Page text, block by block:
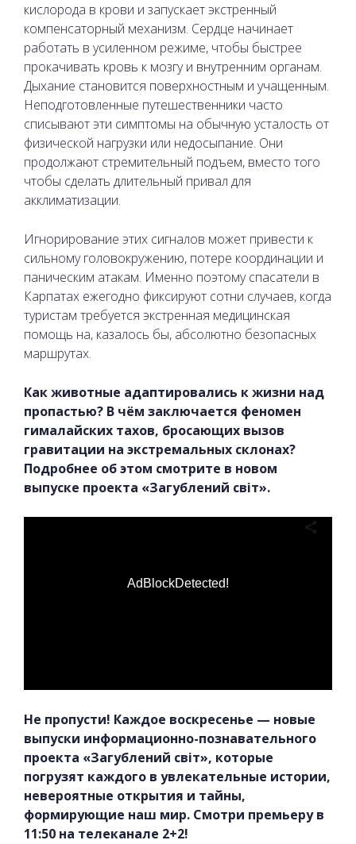
кислорода в крови и запускает экстренный
компенсаторный механизм. Сердце начинает
работать в усиленном режиме, чтобы быстрее
прокачивать кровь к мозгу и внутренним органам.
Дыхание становится поверхностным и учащенным.
Неподготовленные путешественники часто
списывают эти симптомы на обычную усталость от
физической нагрузки или недосыпание. Они
продолжают стремительный подъем, вместо того
чтобы сделать длительный привал для
акклиматизации.
Игнорирование этих сигналов может привести к
сильному головокружению, потере координации и
паническим атакам. Именно поэтому спасатели в
Карпатах ежегодно фиксируют сотни случаев, когда
туристам требуется экстренная медицинская
помощь на, казалось бы, абсолютно безопасных
маршрутах.
Как животные адаптировались к жизни над
пропастью? В чём заключается феномен
гималайских тахов, бросающих вызов
гравитации на экстремальных склонах?
Подробнее об этом смотрите в новом
выпуске проекта «Загублений світ».
AdBlockDetected!
Не пропусти! Каждое воскресенье — новые
выпуски информационно-познавательного
проекта «Загублений світ», которые
погрузят каждого в увлекательные истории,
невероятные открытия и тайны,
формирующие наш мир. Смотри премьеру в
11:50 на телеканале 2+2!